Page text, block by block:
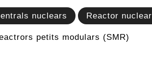
nuclears Reactor nuclear
petits modulars (SMR)